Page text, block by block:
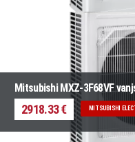
Mitsubishi MXZ-3F68VF
2918.33 € MITSUBISHI